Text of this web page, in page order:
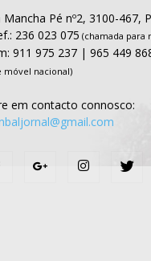
Mancha Pé nº2, 3100-467,
236 023 075 (chamada para
911 975 237 | 965 449
móvel nacional)
em contacto connosco: